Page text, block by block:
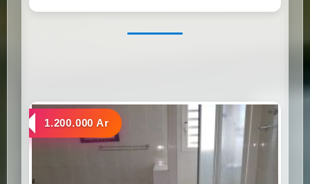
a louer
1.200.000 Ar